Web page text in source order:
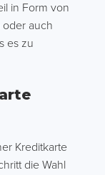
in Form von
auch
es zu
Kreditkarte
die Wahl